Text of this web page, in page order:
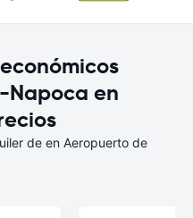
Napoca en
de en Aeropuerto de